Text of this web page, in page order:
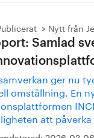
Nytt från
Samlad
ger nu
omställning. En
att påverka